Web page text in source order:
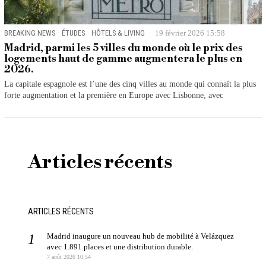
BREAKING NEWS · ÉTUDES · HÔTELS & LIVING 19 février 2026 15:58
Madrid, parmi les 5 villes du monde où le prix des
logements haut de gamme augmentera le plus en
2026.
La capitale espagnole est l’une des cinq villes au monde qui connaît la plus
forte augmentation et la première en Europe avec Lisbonne, avec
Articles récents
ARTICLES RÉCENTS
Madrid inaugure un nouveau hub de mobilité à Velázquez
avec 1.891 places et une distribution durable.
7 août 2026 10:54